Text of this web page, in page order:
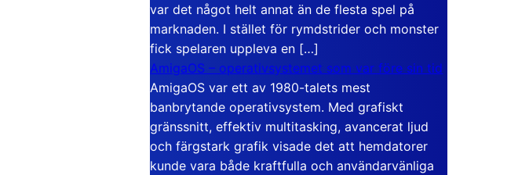
var det något helt annat än de flesta spel på
marknaden. I stället för rymdstrider och monster
fick spelaren uppleva en […]
AmigaOS – operativsystemet som var före sin tid
AmigaOS var ett av 1980-talets mest
banbrytande operativsystem. Med grafiskt
gränssnitt, effektiv multitasking, avancerat ljud
och färgstark grafik visade det att hemdatorer
kunde vara både kraftfulla och användarvänliga